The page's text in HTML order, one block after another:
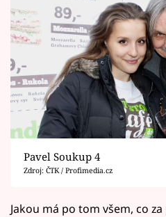
Pavel Soukup 4
Zdroj: ČTK / Profimedia.cz
Jakou má po tom všem, co